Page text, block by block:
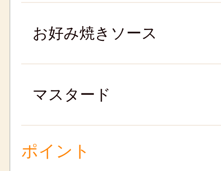
お好み焼きソース
マスタード
ポイント